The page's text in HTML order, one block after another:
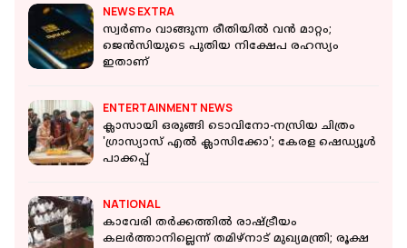
NEWS EXTRA
സ്വര്‍ണം വാങ്ങുന്ന രീതിയില്‍ വന്‍ മാറ്റം;
ജെന്‍സിയുടെ പുതിയ നിക്ഷേപ രഹസ്യം
ഇതാണ്
ENTERTAINMENT NEWS
ക്ലാസായി ഒരുങ്ങി ടൊവിനോ-നസ്രിയ ചിത്രം
'ഗ്രാസ്യാസ് എൽ ക്ലാസിക്കോ'; കേരള ഷെഡ്യൂൾ
പാക്കപ്പ്
NATIONAL
കാവേരി തർക്കത്തിൽ രാഷ്ട്രീയം
കലർത്താനില്ലെന്ന് തമിഴ്‌നാട് മുഖ്യമന്ത്രി; രൂക്ഷ